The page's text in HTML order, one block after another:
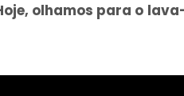
olhamos para o